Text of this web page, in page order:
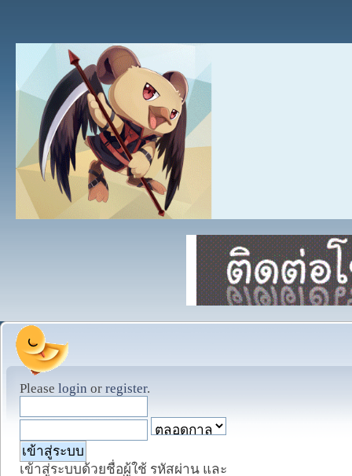
Please login or register.
เข้าสู่ระบบด้วยชื่อผู้ใช้ รหัสผ่าน และ